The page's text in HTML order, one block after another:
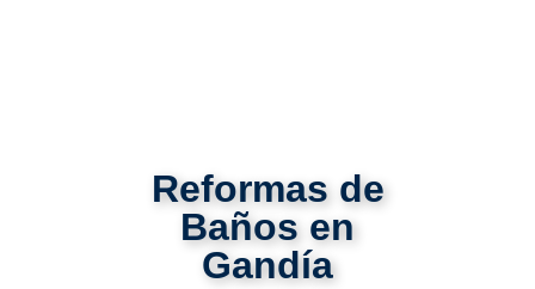
Reformas de
Baños en
Gandía